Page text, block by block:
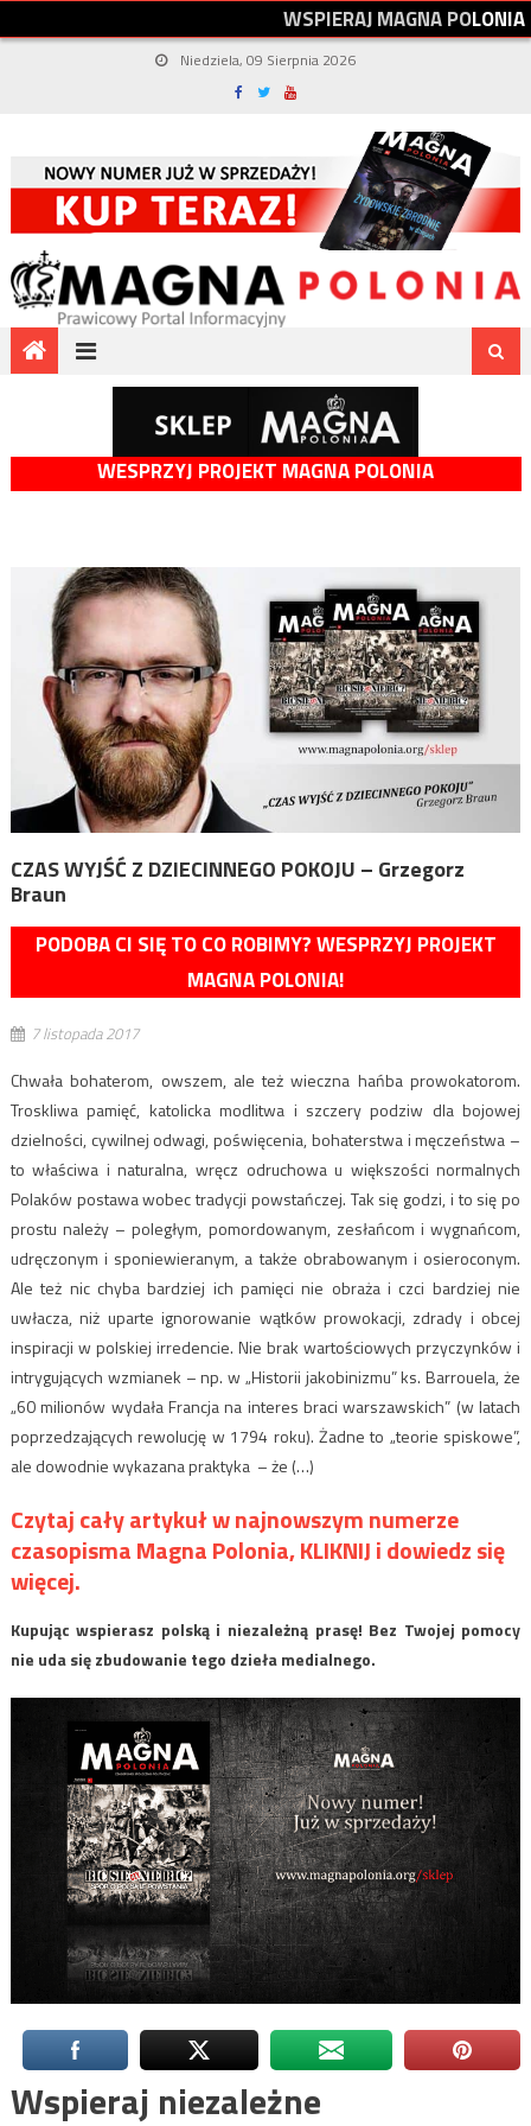
WSPIERAJMAGNAPOLONIA
Niedziela, 09 Sierpnia 2026
WESPRZYJ PROJEKT MAGNA POLONIA
CZAS WYJŚĆ Z DZIECINNEGO POKOJU – Grzegorz
Braun
PODOBA CI SIĘ TO CO ROBIMY? WESPRZYJ PROJEKT
MAGNA POLONIA!
7 listopada 2017
Chwała bohaterom, owszem, ale też wieczna hańba prowokatorom.
Troskliwa pamięć, katolicka modlitwa i szczery podziw dla bojowej
dzielności, cywilnej odwagi, poświęcenia, bohaterstwa i męczeństwa –
to właściwa i naturalna, wręcz odruchowa u większości normalnych
Polaków postawa wobec tradycji powstańczej. Tak się godzi, i to się po
prostu należy – poległym, pomordowanym, zesłańcom i wygnańcom,
udręczonym i sponiewieranym, a także obrabowanym i osieroconym.
Ale też nic chyba bardziej ich pamięci nie obraża i czci bardziej nie
uwłacza, niż uparte ignorowanie wątków prowokacji, zdrady i obcej
inspiracji w polskiej irredencie. Nie brak wartościowych przyczynków i
intrygujących wzmianek – np. w „Historii jakobinizmu” ks. Barrouela, że
„60 milionów wydała Francja na interes braci warszawskich” (w latach
poprzedzających rewolucję w 1794 roku). Żadne to „teorie spiskowe”,
ale dowodnie wykazana praktyka – że (…)
Czytaj cały artykuł w najnowszym numerze
czasopisma Magna Polonia, KLIKNIJ i dowiedz się
więcej.
Kupując wspierasz polską i niezależną prasę! Bez Twojej pomocy
nie uda się zbudowanie tego dzieła medialnego.
Wspieraj niezależne